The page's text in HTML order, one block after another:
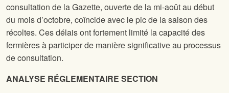
consultation de la Gazette, ouverte de la mi-août au début
du mois d’octobre, coïncide avec le pic de la saison des
récoltes. Ces délais ont fortement limité la capacité des
fermières à participer de manière significative au processus
de consultation.
ANALYSE RÉGLEMENTAIRE SECTION